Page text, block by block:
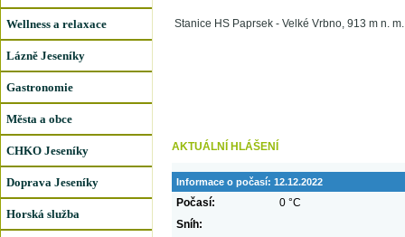
Wellness a relaxace
Lázně Jeseníky
Gastronomie
Města a obce
CHKO Jeseníky
Doprava Jeseníky
Horská služba
Stanice HS Paprsek - Velké Vrbno, 913 m n. m.
AKTUÁLNÍ HLÁŠENÍ
Informace o počasí: 12.12.2022
Počasí:
0 °C
Sníh: